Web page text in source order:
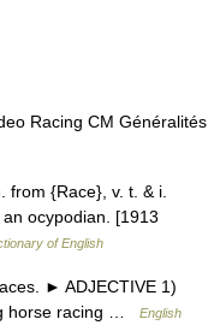
Racing CM Généralités
{Race}, v. t. & i.
ocypodian. [1913
of English
► ADJECTIVE 1)
horse racing …
English